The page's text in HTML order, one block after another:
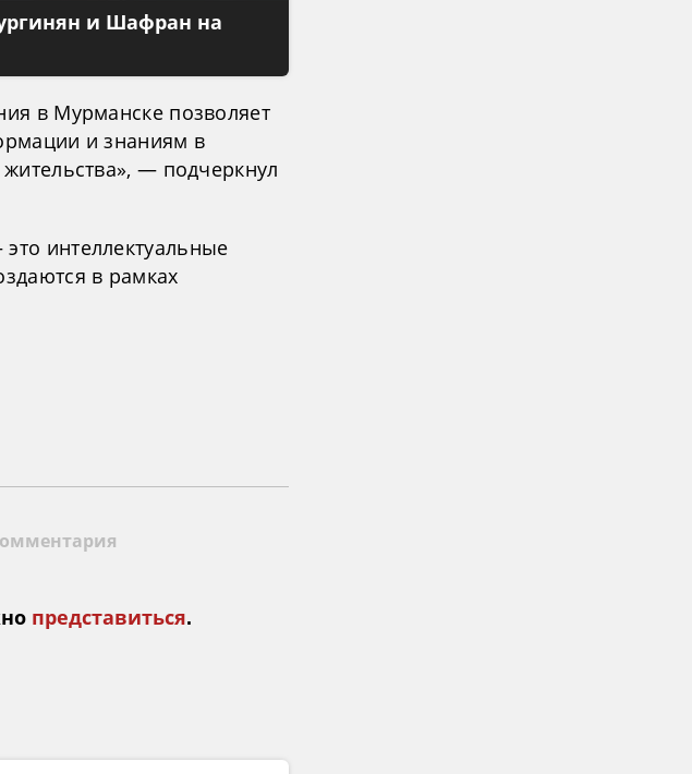
и Шафран на
в Мурманске позволяет
и знаниям в
— подчеркнул
интеллектуальные
в рамках
представиться.